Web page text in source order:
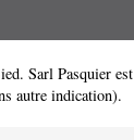
Sarl Pasquier est
autre indication).